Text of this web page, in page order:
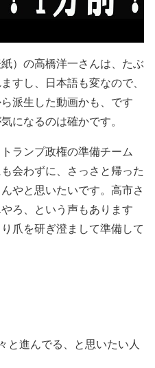
）の高橋洋一さんは、たぶ
すし、日本語も変なので、
派生した動画かも、です
になるのは確かです。
ランプ政権の準備チーム
会わずに、さっさと帰った
やと思いたいです。高市さ
ろ、という声もあります
爪を研ぎ澄まして準備して
進んでる、と思いたい人